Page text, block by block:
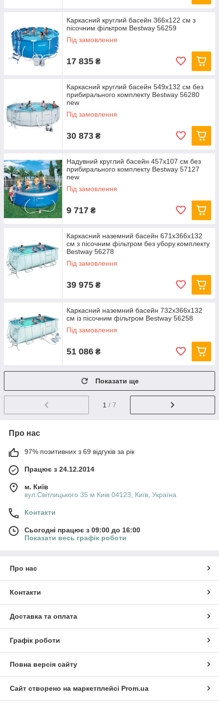
Каркасний круглий басейн 366x122 см з
пісочним фільтром Bestway 56259
Під замовлення
17 835 ₴
Каркасний круглий басейн 549x132 см без
прибирального комплекту Bestway 56280
new
Під замовлення
30 873 ₴
Надувний круглий басейн 457х107 см без
прибирального комплекту Bestway 57127
new
Під замовлення
9 717 ₴
Каркасний наземний басейн 671x366x132
см з пісочним фільтром без убору.комплекту
Bestway 56278
Під замовлення
39 975 ₴
Каркасний наземний басейн 732x366х132
см із пісочним фільтром Bestway 56258
Під замовлення
51 086 ₴
Показати ще
1 / 7
Про нас
97% позитивних з 69 відгуків за рік
Працює з 24.12.2014
м. Київ
вул.Світлицького 35 м Киів 04123, Київ, Україна
Контакти
Сьогодні працює з 09:00 до 16:00
Показати весь графік роботи
Про нас
Контакти
Доставка та оплата
Графік роботи
Повна версія сайту
Сайт створено на маркетплейсі Prom.ua